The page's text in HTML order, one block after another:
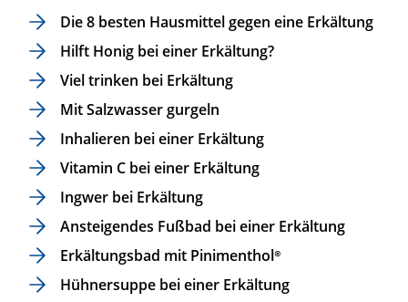
Die 8 besten Hausmittel gegen eine Erkältung
Hilft Honig bei einer Erkältung?
Viel trinken bei Erkältung
Mit Salzwasser gurgeln
Inhalieren bei einer Erkältung
Vitamin C bei einer Erkältung
Ingwer bei Erkältung
Ansteigendes Fußbad bei einer Erkältung
Erkältungsbad mit Pinimenthol®
Hühnersuppe bei einer Erkältung